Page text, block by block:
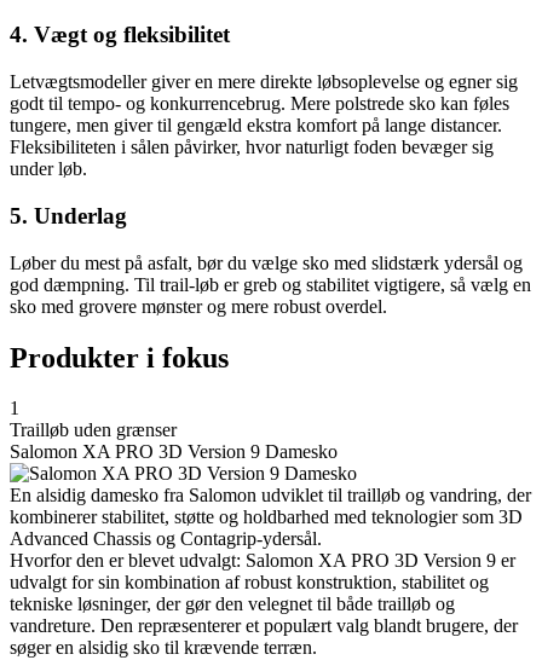
4. Vægt og fleksibilitet
Letvægtsmodeller giver en mere direkte løbsoplevelse og egner sig
godt til tempo- og konkurrencebrug. Mere polstrede sko kan føles
tungere, men giver til gengæld ekstra komfort på lange distancer.
Fleksibiliteten i sålen påvirker, hvor naturligt foden bevæger sig
under løb.
5. Underlag
Løber du mest på asfalt, bør du vælge sko med slidstærk ydersål og
god dæmpning. Til trail-løb er greb og stabilitet vigtigere, så vælg en
sko med grovere mønster og mere robust overdel.
Produkter i fokus
1
Trailløb uden grænser
Salomon XA PRO 3D Version 9 Damesko
En alsidig damesko fra Salomon udviklet til trailløb og vandring, der
kombinerer stabilitet, støtte og holdbarhed med teknologier som 3D
Advanced Chassis og Contagrip-ydersål.
Hvorfor den er blevet udvalgt: Salomon XA PRO 3D Version 9 er
udvalgt for sin kombination af robust konstruktion, stabilitet og
tekniske løsninger, der gør den velegnet til både trailløb og
vandreture. Den repræsenterer et populært valg blandt brugere, der
søger en alsidig sko til krævende terræn.